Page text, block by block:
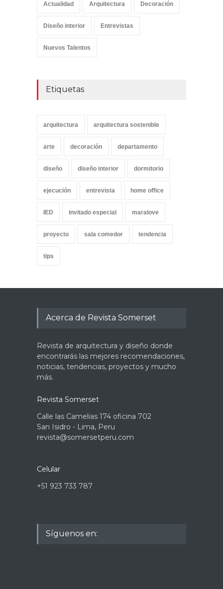
Actualidad Arquitectura Decoración
Diseño interior Entrevistas
Nuevos Talentos
Etiquetas
arquitectura arquitectura sostenible
arte decoración departamento
diseño diseño interior dormitorio
ejecución entrevista home office
IED invitado especial maralove
proyecto sala comedor tendencia
tips
Acerca de Revista Somerset
Revista de arquitectura y diseño donde
encontrarás las mejores recomendaciones,
noticias, tendencias, proyectos y mucho
más.
Revista Somerset
Calle las Camelias 174 oficina 702
San Isidro - Lima, Peru
revista@somersetperu.com
Celular
+51 923 733 787
Síguenos en: